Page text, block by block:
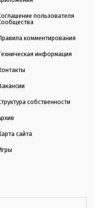
пользователя
комментирования
информация
собственности
сайта